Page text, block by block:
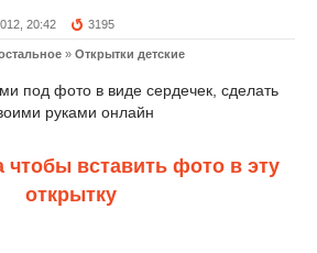
20:42 3195
» Открытки детские
под фото в виде сердечек, сделать
руками онлайн
вставить фото в эту
открытку